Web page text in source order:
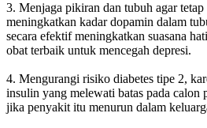
3. Menjaga pikiran dan tubuh agar
meningkatkan kadar dopamin dalam
secara efektif meningkatkan suasana
obat terbaik untuk mencegah depresi.
4. Mengurangi risiko diabetes tipe 2,
insulin yang melewati batas pada calon
jika penyakit itu menurun dalam